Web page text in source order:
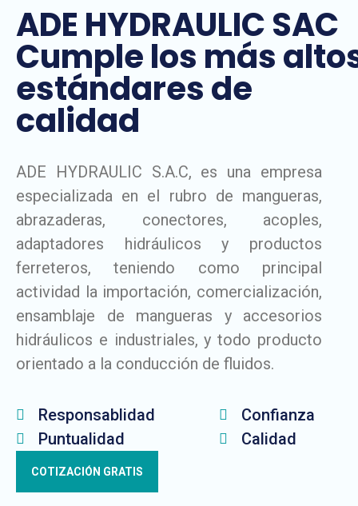
ADE HYDRAULIC SAC
Cumple los más
estándares de
calidad
ADE HYDRAULIC S.A.C, es una empresa
especializada en el rubro de mangueras,
abrazaderas, conectores, acoples,
adaptadores hidráulicos y productos
ferreteros, teniendo como principal
actividad la importación, comercialización,
ensamblaje de mangueras y accesorios
hidráulicos e industriales, y todo producto
orientado a la conducción de fluidos.
Responsablidad
Puntualidad
Confianza
Calidad
COTIZACIÓN GRATIS